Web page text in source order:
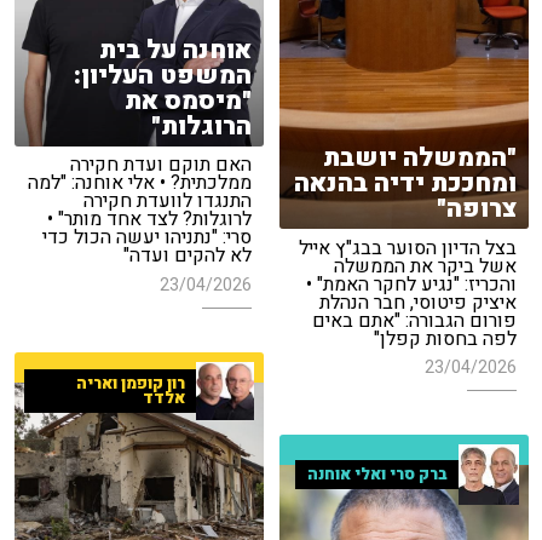
"הממשלה יושבת
ומחככת ידיה בהנאה
צרופה"
בצל הדיון הסוער בבג"ץ אייל
אשל ביקר את הממשלה
והכריז: "נגיע לחקר האמת" •
איציק פיטוסי, חבר הנהלת
פורום הגבורה: "אתם באים
לפה בחסות קפלן"
23/04/2026
אוחנה על בית
המשפט העליון:
"מיסמס את
הרוגלות"
האם תוקם ועדת חקירה
ממלכתית? • אלי אוחנה: "למה
התנגדו לוועדת חקירה
לרוגלות? לצד אחד מותר" •
סרי: "נתניהו יעשה הכול כדי
לא להקים ועדה"
23/04/2026
רון קופמן ואריה
אלדד
ברק סרי ואלי אוחנה